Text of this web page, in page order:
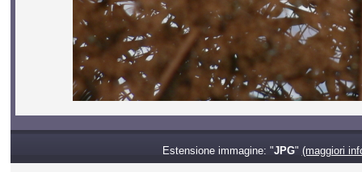
Estensione immagine: "JPG" (maggiori